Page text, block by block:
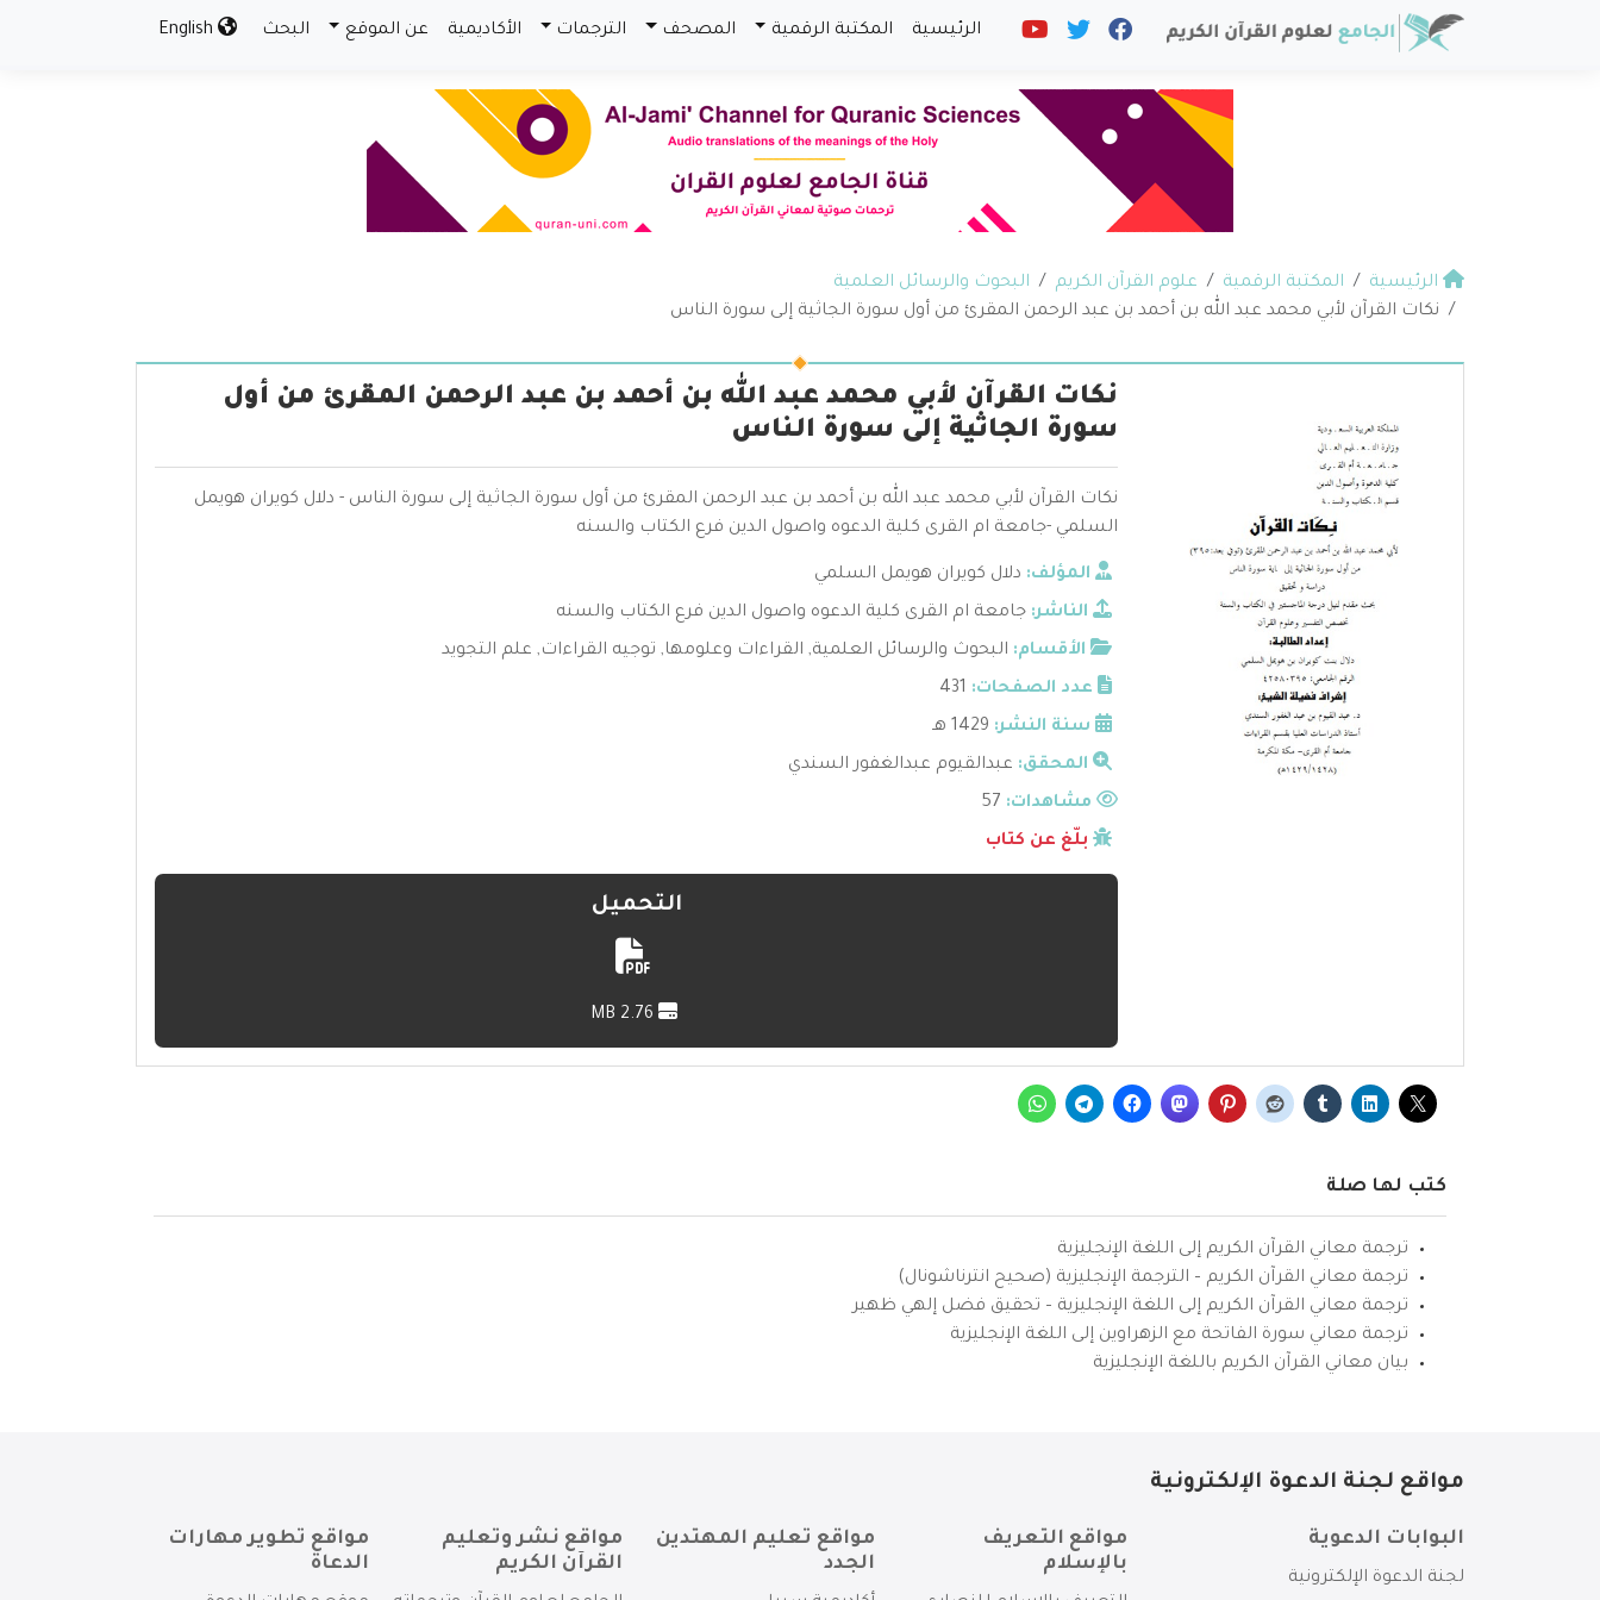
الرئيسية المكتبة الرقمية المصحف الترجمات الأكاديمية عن الموقع البحث
الرئيسية المكتبة الرقمية علوم القرآن الكريم
البحوث والرسائل العلمية
نكات القرآن لأبي محمد عبد الله بن أحمد بن عبد الرحمن المقرئ من أول سورة الجاثية إلى سورة الناس
نكات القرآن لأبي محمد عبد الله بن أحمد بن عبد الرحمن المقرئ من أول
سورة الجاثية إلى سورة الناس
نكات القرآن لأبي محمد عبد الله بن أحمد بن عبد الرحمن المقرئ من أول سورة الجاثية إلى سورة الناس - دلال كويران هويمل
السلمي -جامعة ام القرى كلية الدعوه واصول الدين فرع الكتاب والسنه
المؤلف: دلال كويران هويمل السلمي
الناشر: جامعة ام القرى كلية الدعوه واصول الدين فرع الكتاب والسنه
الأقسام: البحوث والرسائل العلمية, القراءات وعلومها, توجيه القراءات, علم التجويد
عدد الصفحات: 431
سنة النشر: 1429 هـ
المحقق: عبدالقيوم عبدالغفور السندي
مشاهدات:
بلّغ عن كتاب
التحميل
كتب لها صلة
ترجمة معاني القرآن الكريم إلى اللغة الإنجليزية
ترجمة معاني القرآن الكريم – الترجمة الإنجليزية (صحيح انترناشونال)
ترجمة معاني القرآن الكريم إلى اللغة الإنجليزية – تحقيق فضل إلهي ظهير
ترجمة معاني سورة الفاتحة مع الزهراوين إلى اللغة الإنجليزية
بيان معاني القرآن الكريم باللغة الإنجليزية
مواقع لجنة الدعوة الإلكترونية
البوابات الدعوية
لجنة الدعوة الإلكترونية
مواقع التعريف
بالإسلام
مواقع تعليم المهتدين
الجدد
مواقع نشر وتعليم
القرآن الكريم
مواقع تطوير مهارات
الدعاة